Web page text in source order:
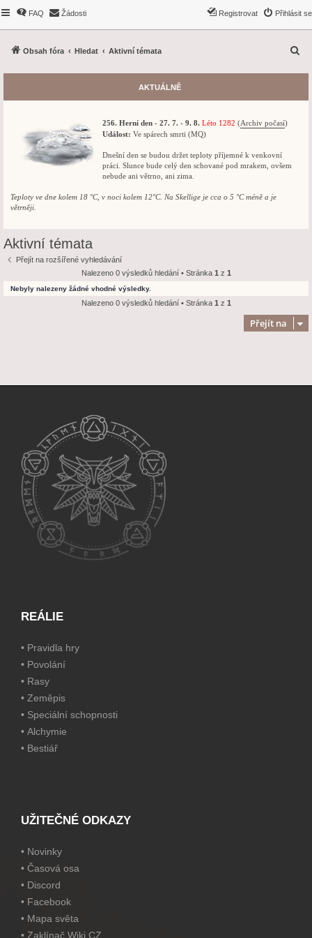
FAQ Žádosti Přihlásit se
Registrovat
Obsah fóra Hledat Aktivní témata
d
AKTUÁLNĚ
256. Herní den - 27. 7. - 9. 8. Léto 1282 (Archiv počasí)
Událost: Ve spárech smrti (MQ)
Dnešní den se budou držet teploty příjemné k venkovní
práci. Slunce bude celý den schované pod mrakem, ovšem
nebude ani větrno, ani zima.
Teploty ve dne kolem 18 °C, v noci kolem 12°C. Na Skellige je cca o 5 °C méně a je
větrněji.
Aktivní témata
Přejít na rozšířené vyhledávání
Nalezeno 0 výsledků hledání • Stránka 1 z 1
Nebyly nalezeny žádné vhodné výsledky.
Nalezeno 0 výsledků hledání • Stránka 1 z 1
Přejít na
REÁLIE
• Pravidla hry
• Povolání
• Rasy
• Zeměpis
• Speciální schopnosti
• Alchymie
• Bestiář
UŽITEČNÉ ODKAZY
• Novinky
• Časová osa
• Discord
• Facebook
• Mapa světa
• Zaklínač Wiki CZ